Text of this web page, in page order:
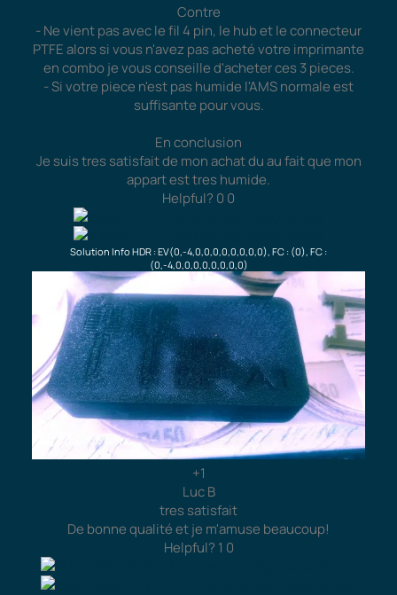
Contre
- Ne vient pas avec le fil 4 pin, le hub et le connecteur
PTFE alors si vous n'avez pas acheté votre imprimante
en combo je vous conseille d'acheter ces 3 pieces.
- Si votre piece n'est pas humide l'AMS normale est
suffisante pour vous.
En conclusion
Je suis tres satisfait de mon achat du au fait que mon
appart est tres humide.
Helpful? 0 0
Solution Info HDR : EV(0,-4,0,0,0,0,0,0,0,0), FC : (0), FC :
(0,-4,0,0,0,0,0,0,0,0)
+1
Luc B
tres satisfait
De bonne qualité et je m'amuse beaucoup!
Helpful? 1 0